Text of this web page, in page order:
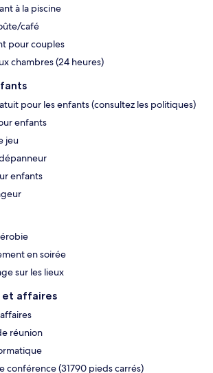
à la piscine
café
pour couples
chambres (24 heures)
pour les enfants (consultez les politiques)
enfants
jeu
enfants
en soirée
sur les lieux
et affaires
réunion
conférence (31790 pieds carrés)